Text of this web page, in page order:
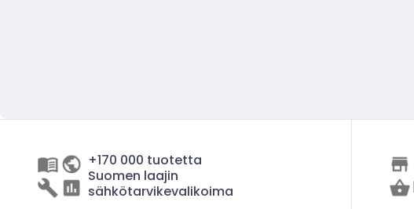
+170 000 tuotetta
Suomen laajin
sähkötarvikevalikoima